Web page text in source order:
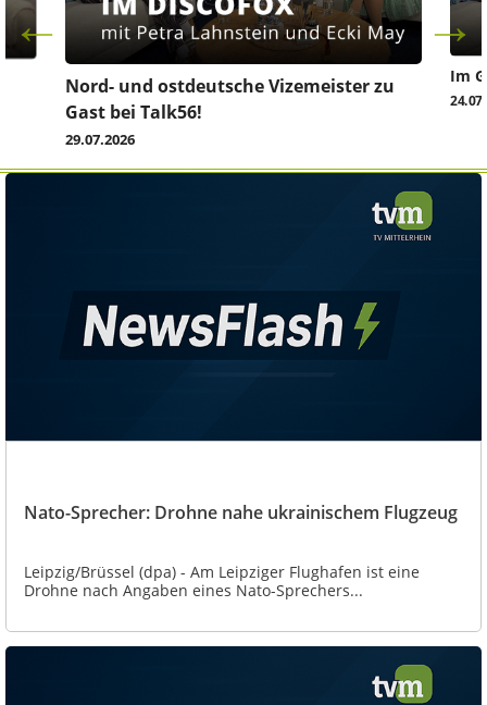
Nord- und ostdeutsche Vizemeister zu
Gast bei Talk56!
29.07.2026
Im
Nato-Sprecher: Drohne nahe ukrainischem Flugzeug
Leipzig/Brüssel (dpa) - Am Leipziger Flughafen ist eine
Drohne nach Angaben eines Nato-Sprechers...